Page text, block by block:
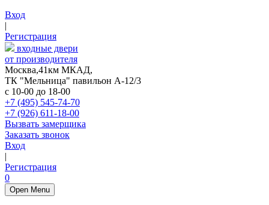
Вход
|
Регистрация
входные двери
от производителя
Москва,41км МКАД,
ТК "Мельница" павильон А-12/3
с 10-00 до 18-00
+7 (495) 545-74-70
+7 (926) 611-18-00
Вызвать замерщика
Заказать звонок
Вход
|
Регистрация
0
Open Menu